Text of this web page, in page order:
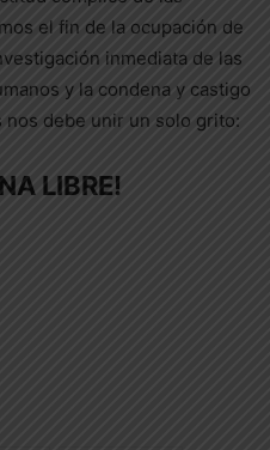
el fin de la ocupación de
inmediata de las
y la condena y castigo
nos debe unir un solo grito:
LIBRE!